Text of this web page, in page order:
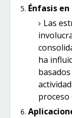
Énfasis
Las
ha
proceso